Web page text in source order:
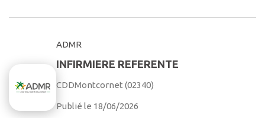
ADMR
INFIRMIERE REFERENTE
CDDMontcornet (02340)
Publié le 18/06/2026